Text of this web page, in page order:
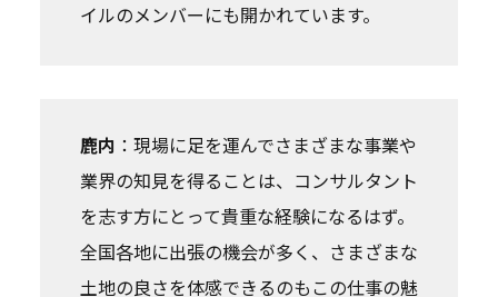
イルのメンバーにも開かれています。
鹿内 ：現場に足を運んでさまざまな事業や
業界の知見を得ることは、コンサルタント
を志す方にとって貴重な経験になるはず。
全国各地に出張の機会が多く、さまざまな
土地の良さを体感できるのもこの仕事の魅